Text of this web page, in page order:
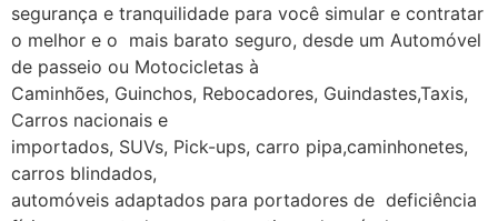
segurança e tranquilidade para você simular e contratar
o melhor e o mais barato seguro, desde um Automóvel
de passeio ou Motocicletas à
Caminhões, Guinchos, Rebocadores, Guindastes,Taxis,
Carros nacionais e
importados, SUVs, Pick-ups, carro pipa,caminhonetes,
carros blindados,
automóveis adaptados para portadores de deficiência